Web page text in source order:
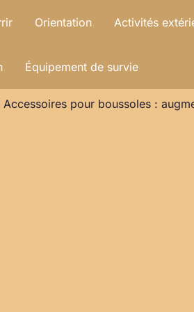
Orientation Activités
Équipement de survie
Accessoires pour boussoles :